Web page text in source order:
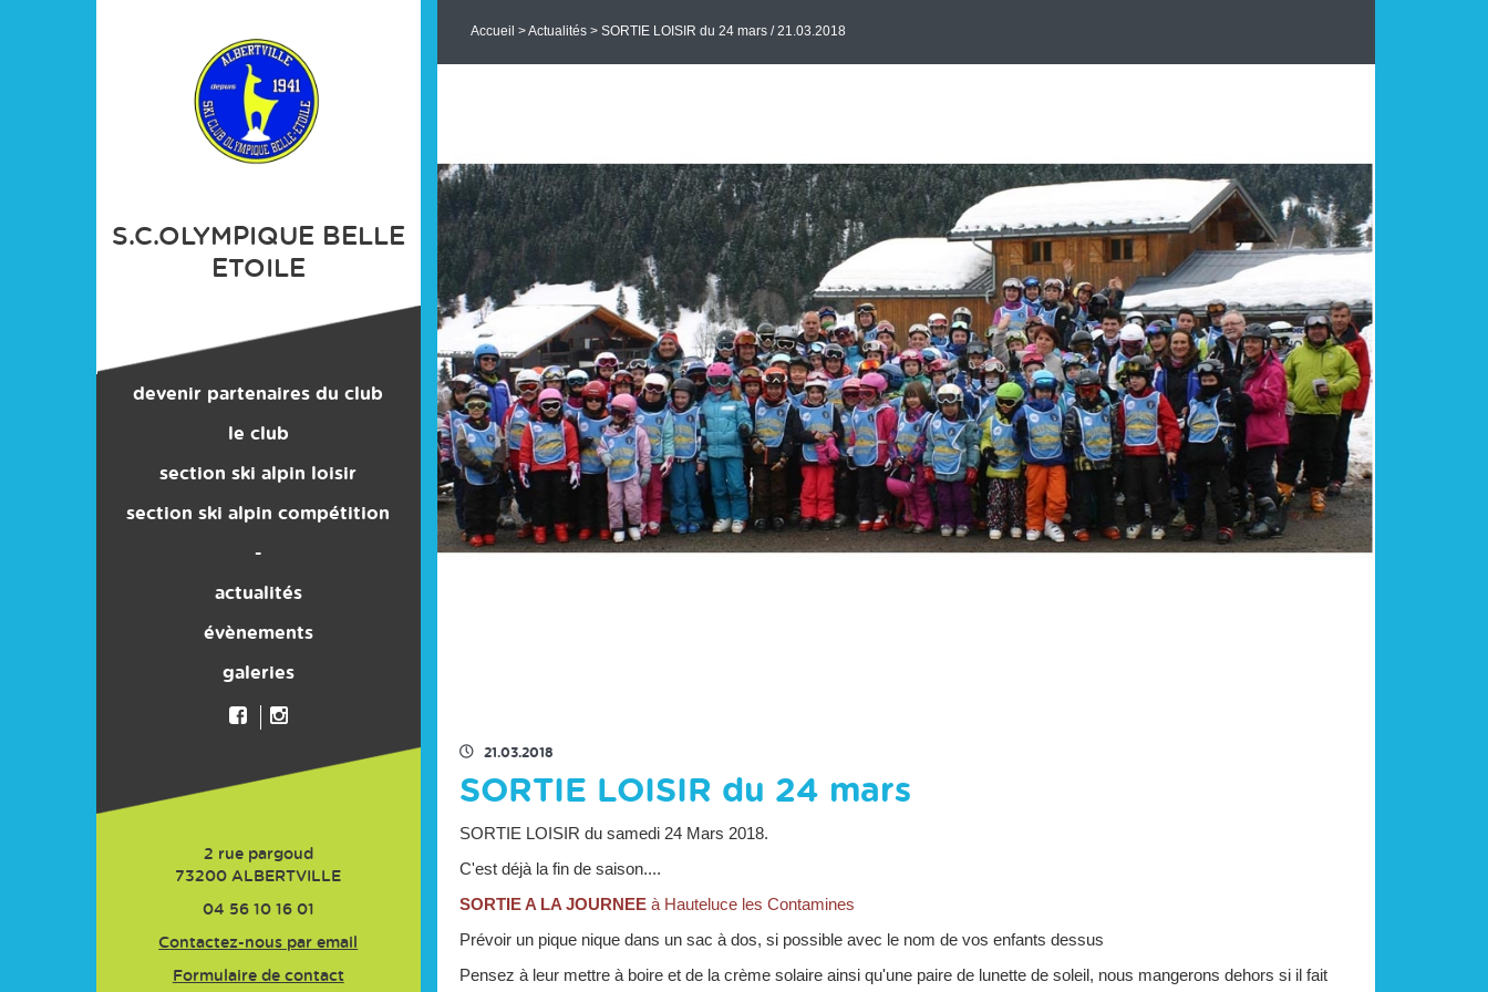
S.C.OLYMPIQUE BELLE
ETOILE
devenir partenaires du club
le club
contacts
son histoire
section ski alpin loisir
section ski alpin compétition
-
actualités
évènements
galeries
2 rue pargoud
73200 ALBERTVILLE
04 56 10 16 01
Contactez-nous par email
Formulaire de contact
Accueil >Actualités> SORTIE LOISIR du 24 mars / 21.03.2018
21.03.2018
SORTIE LOISIR du 24 mars
SORTIE LOISIR du samedi 24 Mars 2018.
C'est déjà la fin de saison....
SORTIE A LA JOURNEEà Hauteluce les Contamines
Prévoir un pique nique dans un sac à dos, si possible avec le nom de vos enfants dessus
Pensez à leur mettre à boire et de la crème solaire ainsi qu'une paire de lunette de soleil, nous mangerons dehors si il fait